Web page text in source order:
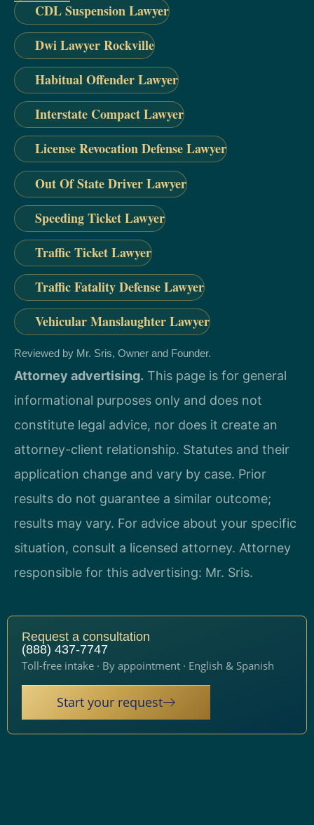
CDL Suspension Lawyer
Dwi Lawyer Rockville
Habitual Offender Lawyer
Interstate Compact Lawyer
License Revocation Defense Lawyer
Out Of State Driver Lawyer
Speeding Ticket Lawyer
Traffic Ticket Lawyer
Traffic Fatality Defense Lawyer
Vehicular Manslaughter Lawyer
Reviewed by Mr. Sris, Owner and Founder.
Attorney advertising. This page is for general
informational purposes only and does not
constitute legal advice, nor does it create an
attorney-client relationship. Statutes and their
application change and vary by case. Prior
results do not guarantee a similar outcome;
results may vary. For advice about your specific
situation, consult a licensed attorney. Attorney
responsible for this advertising: Mr. Sris.
Request a consultation
(888) 437-7747
Toll-free intake · By appointment · English & Spanish
Start your request